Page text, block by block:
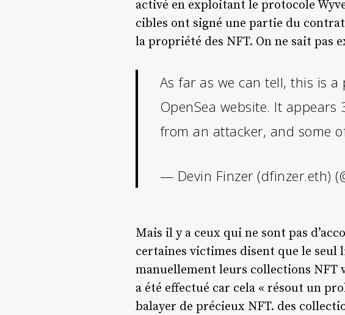
activé en exploitant le protocole
cibles ont signé une partie du
la propriété des NFT. On ne sait pas
As far as we can tell, this is a
OpenSea website. It
from an attacker, and some
— Devin Finzer (dfinzer.eth)
Mais il y a ceux qui ne sont pas
certaines victimes disent que le seul
manuellement leurs collections
a été effectué car cela « résout un
balayer de précieux NFT. des